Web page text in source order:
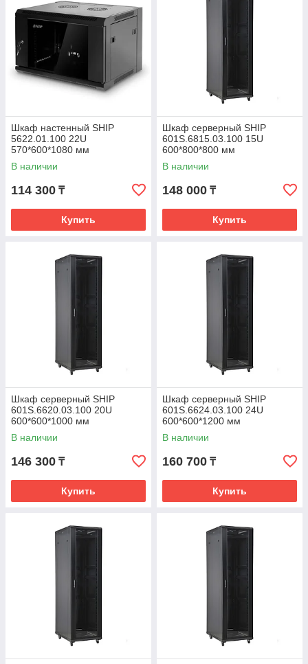
Шкаф настенный SHIP
5622.01.100 22U
570*600*1080 мм
В наличии
114 300 ₸
Купить
Шкаф серверный SHIP
601S.6815.03.100 15U
600*800*800 мм
В наличии
148 000 ₸
Купить
Шкаф серверный SHIP
601S.6620.03.100 20U
600*600*1000 мм
В наличии
146 300 ₸
Купить
Шкаф серверный SHIP
601S.6624.03.100 24U
600*600*1200 мм
В наличии
160 700 ₸
Купить